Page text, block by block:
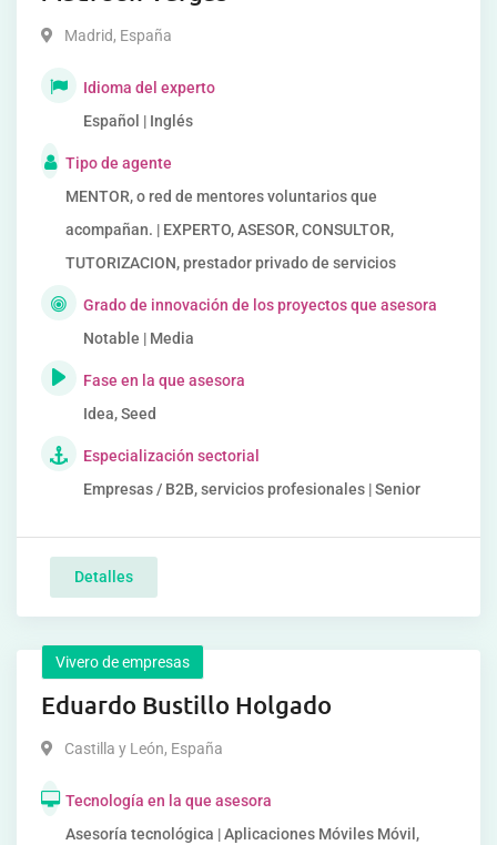
Madrid, España
Idioma del experto
Español | Inglés
Tipo de agente
MENTOR, o red de mentores voluntarios que
acompañan. | EXPERTO, ASESOR, CONSULTOR,
TUTORIZACION, prestador privado de servicios
Grado de innovación de los proyectos que asesora
Notable | Media
Fase en la que asesora
Idea, Seed
Especialización sectorial
Empresas / B2B, servicios profesionales | Senior
Detalles
Vivero de empresas
Eduardo Bustillo Holgado
Castilla y León, España
Tecnología en la que asesora
Asesoría tecnológica | Aplicaciones Móviles Móvil,